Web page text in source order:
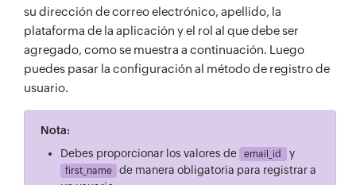
su dirección de correo electrónico, apellido, la
plataforma de la aplicación y el rol al que debe ser
agregado, como se muestra a continuación. Luego
puedes pasar la configuración al método de registro de
usuario.
Nota:
Debes proporcionar los valores de
email_id y
first_name
de manera obligatoria para registrar a